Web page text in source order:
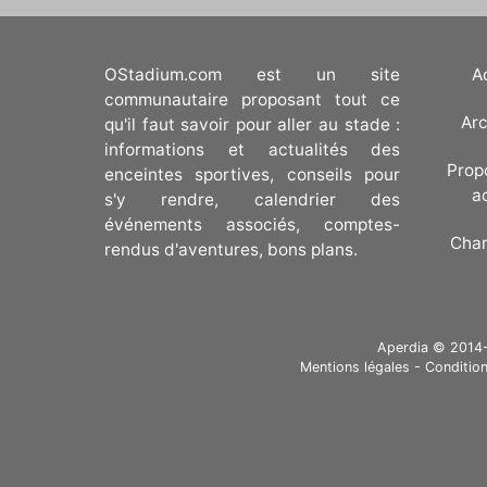
OStadium.com est un site
communautaire proposant tout ce
qu'il faut savoir pour aller au stade :
informations et actualités des
enceintes sportives, conseils pour
s'y rendre, calendrier des
événements associés, comptes-
rendus d'aventures, bons plans.
Aperdia ©
Mentions légales -